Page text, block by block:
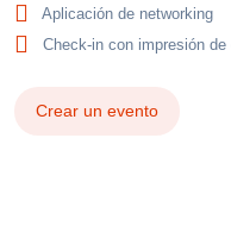
Aplicación de networking
Check-in con impresión
Crear un evento